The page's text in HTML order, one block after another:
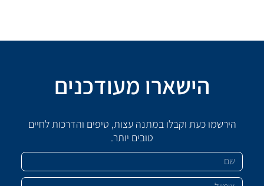
הישארו מעודכנים
הירשמו כעת וקבלו במתנה עצות, טיפים והדרכות לחיים
טובים יותר.
שם